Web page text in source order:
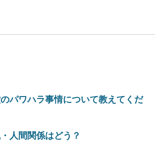
パワハラ事情について教えてくだ
人間関係はどう？